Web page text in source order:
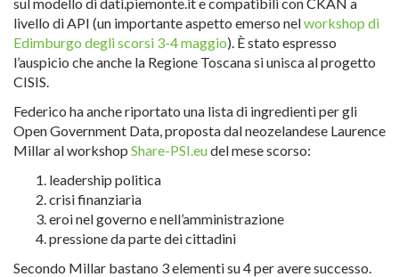
livello di API (un importante aspetto emerso nelworkshop di
Edimburgo degli scorsi 3-4 maggio). È stato espresso
l’auspicio che anche la Regione Toscana si unisca al progetto
CISIS.
Federico ha anche riportato una lista di ingredienti per gli
Open Government Data, proposta dal neozelandese Laurence
Millar al workshop Share-PSI.eudel mese scorso:
leadership politica
crisi finanziaria
eroi nel governo e nell’amministrazione
pressione da parte dei cittadini
Secondo Millar bastano 3 elementi su 4 per avere successo.